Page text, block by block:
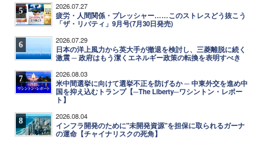
5 2026.07.27
疲労・人間関係・プレッシャー……このストレスどう抜こう
「ザ・リバティ」9月号(7月30日発売)
6 2026.07.29
日本の洋上風力から英大手が撤退を検討し、三菱離脱に続く
激震 ─ 政府はもう潔くエネルギー政策の転換を表明すべき
7 2026.08.03
米中間選挙に向けて選挙不正を防げるか ─ 中東外交を進め中
国を抑え込むトランプ【─The Liberty─ワシントン・レポー
ト】
8 2026.08.04
インフラ開発のために"未開発資源"を担保に取られるガーナ
の運命【チャイナリスクの死角】